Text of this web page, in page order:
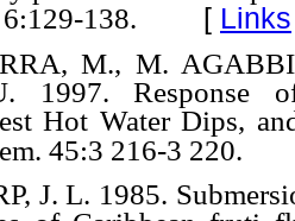
138. [ Links
M., M.
1997. Response
Hot Water Dips,
45:3 216-3 220.
J. L. 1985.